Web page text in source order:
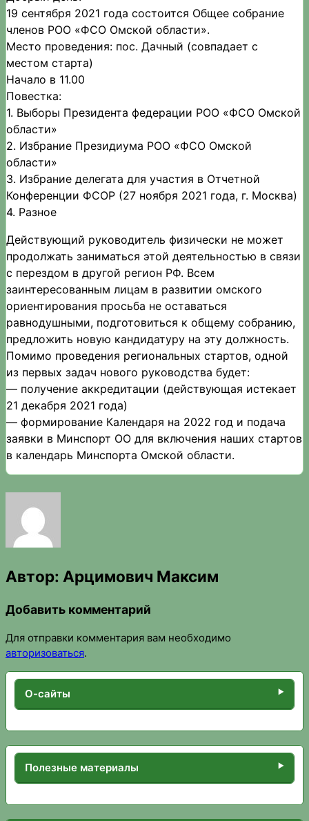
19 сентября 2021 года состоится Общее собрание
членов РОО «ФСО Омской области».
Место проведения: пос. Дачный (совпадает с
местом старта)
Начало в 11.00
Повестка:
1. Выборы Президента федерации РОО «ФСО Омской
области»
2. Избрание Президиума РОО «ФСО Омской
области»
3. Избрание делегата для участия в Отчетной
Конференции ФСОР (27 ноября 2021 года, г. Москва)
4. Разное
Действующий руководитель физически не может
продолжать заниматься этой деятельностью в связи
с перездом в другой регион РФ. Всем
заинтересованным лицам в развитии омского
ориентирования просьба не оставаться
равнодушными, подготовиться к общему собранию,
предложить новую кандидатуру на эту должность.
Помимо проведения региональных стартов, одной
из первых задач нового руководства будет:
— получение аккредитации (действующая истекает
21 декабря 2021 года)
— формирование Календаря на 2022 год и подача
заявки в Минспорт ОО для включения наших стартов
в календарь Минспорта Омской области.
Автор: Арцимович Максим
Добавить комментарий
Для отправки комментария вам необходимо
авторизоваться.
О-сайты
Полезные материалы